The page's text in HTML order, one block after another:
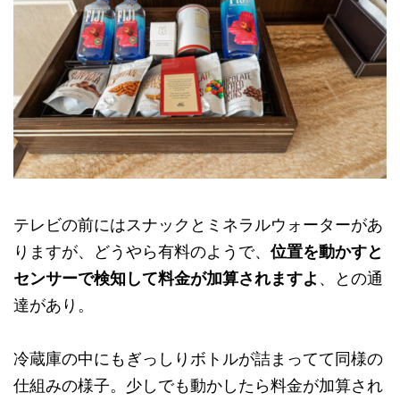
テレビの前にはスナックとミネラルウォーターがあ
りますが、どうやら有料のようで、 位置を動かすと
センサーで検知して料金が加算されますよ 、との通
達があり。
冷蔵庫の中にもぎっしりボトルが詰まってて同様の
仕組みの様子。少しでも動かしたら料金が加算され